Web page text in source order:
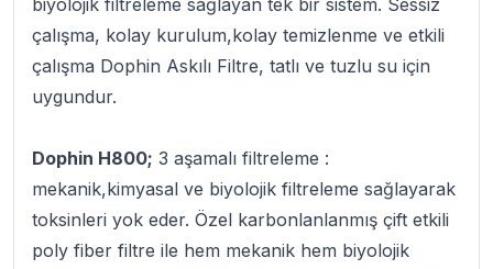
biyolojik filtreleme sağlayan tek bir sistem. Sessiz
çalışma, kolay kurulum,kolay temizlenme ve etkili
çalışma Dophin Askılı Filtre, tatlı ve tuzlu su için
uygundur.
Dophin H800; 3 aşamalı filtreleme :
mekanik,kimyasal ve biyolojik filtreleme sağlayarak
toksinleri yok eder. Özel karbonlanlanmış çift etkili
poly fiber filtre ile hem mekanik hem biyolojik